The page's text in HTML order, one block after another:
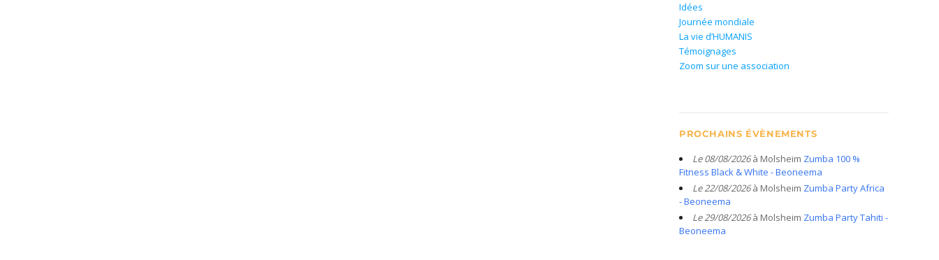
Idées
Journée mondiale
La vie d’HUMANIS
Témoignages
Zoom sur une association
PROCHAINS ÉVÈNEMENTS
Le 08/08/2026à Molsheim Zumba 100 %
Fitness Black & White - Beoneema
Le 22/08/2026à Molsheim Zumba Party Africa
- Beoneema
Le 29/08/2026à Molsheim Zumba Party Tahiti -
Beoneema